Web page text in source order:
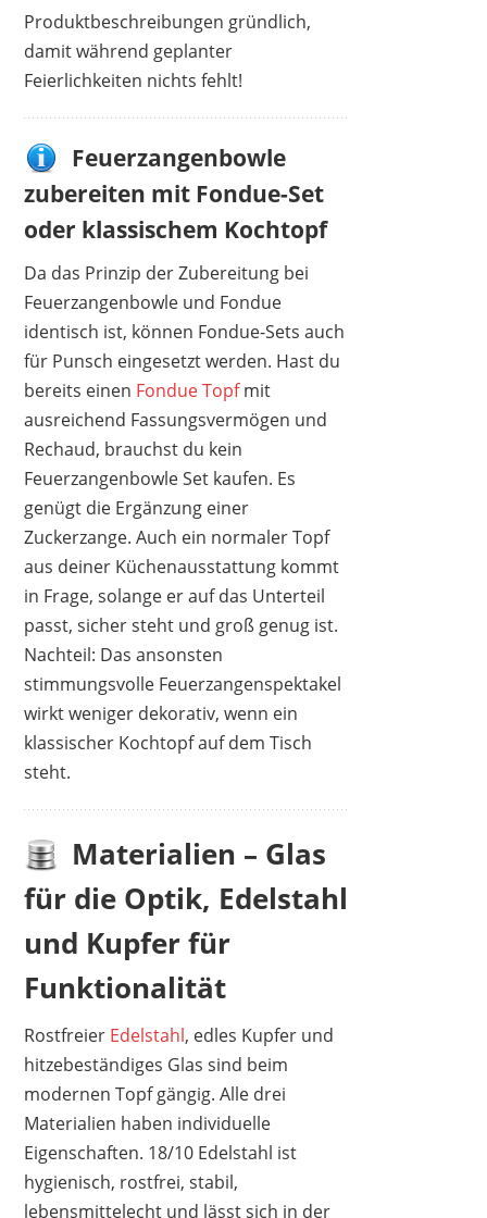
Produktbeschreibungen gründlich,
damit während geplanter
Feierlichkeiten nichts fehlt!
Feuerzangenbowle
zubereiten mit Fondue-Set
oder klassischem Kochtopf
Da das Prinzip der Zubereitung bei
Feuerzangenbowle und Fondue
identisch ist, können Fondue-Sets auch
für Punsch eingesetzt werden. Hast du
bereits einen Fondue Topfmit
ausreichend Fassungsvermögen und
Rechaud, brauchst du kein
Feuerzangenbowle Set kaufen. Es
genügt die Ergänzung einer
Zuckerzange. Auch ein normaler Topf
aus deiner Küchenausstattung kommt
in Frage, solange er auf das Unterteil
passt, sicher steht und groß genug ist.
Nachteil: Das ansonsten
stimmungsvolle Feuerzangenspektakel
wirkt weniger dekorativ, wenn ein
klassischer Kochtopf auf dem Tisch
steht.
Materialien – Glas
für die Optik, Edelstahl
und Kupfer für
Funktionalität
Rostfreier Edelstahl, edles Kupfer und
hitzebeständiges Glas sind beim
modernen Topf gängig. Alle drei
Materialien haben individuelle
Eigenschaften. 18/10 Edelstahl ist
hygienisch, rostfrei, stabil,
lebensmittelecht und lässt sich in der